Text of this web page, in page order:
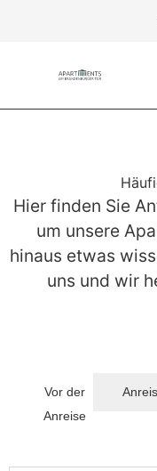
Hier finden Sie
um unsere
hinaus etwas
uns und wir
Vor der
Anreise